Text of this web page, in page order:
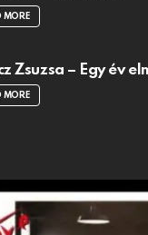
MORE
Zsuzsa – Egy év
MORE